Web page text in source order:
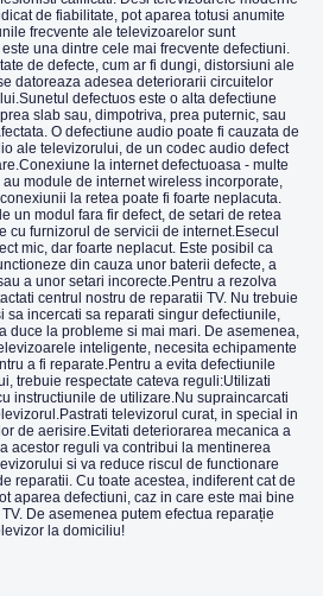
de fiabilitate, pot aparea totusi anumite
frecvente ale televizoarelor sunt
una dintre cele mai frecvente defectiuni.
de defecte, cum ar fi dungi, distorsiuni ale
datoreaza adesea deteriorarii circuitelor
defectuos este o alta defectiune
slab sau, dimpotriva, prea puternic, sau
O defectiune audio poate fi cauzata de
ale televizorului, de un codec audio defect
la internet defectuoasa - multe
module de internet wireless incorporate,
la retea poate fi foarte neplacuta.
un modul fara fir defect, de setari de retea
cu furnizorul de servicii de internet.Esecul
mic, dar foarte neplacut. Este posibil ca
din cauza unor baterii defecte, a
a unor setari incorecte.Pentru a rezolva
centrul nostru de reparatii TV. Nu trebuie
sa incercati sa reparati singur defectiunile,
duce la probleme si mai mari. De asemenea,
inteligente, necesita echipamente
a fi reparate.Pentru a evita defectiunile
trebuie respectate cateva reguli:Utilizati
instructiunile de utilizare.Nu supraincarcati
televizorul curat, in special in
de aerisire.Evitati deteriorarea mecanica a
acestor reguli va contribui la mentinerea
si va reduce riscul de functionare
reparatii. Cu toate acestea, indiferent cat de
aparea defectiuni, caz in care este mai bine
De asemenea putem efectua reparație
la domiciliu!